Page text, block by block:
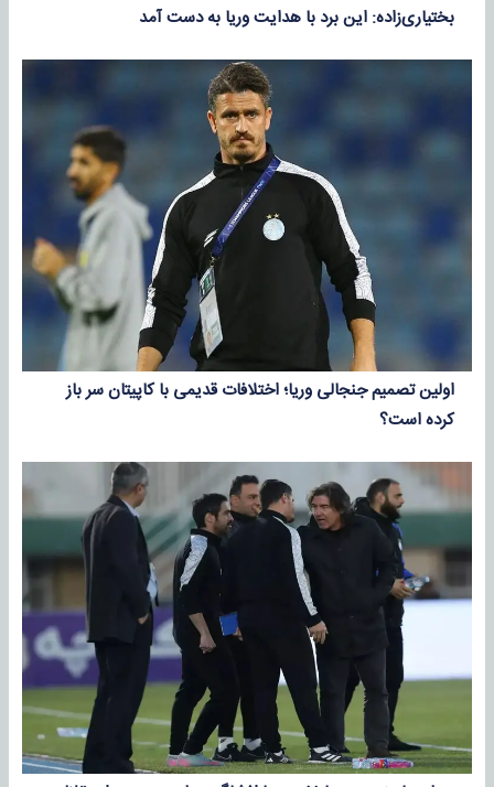
بختیاری‌زاده: این برد با هدایت وریا به دست آمد
اولین تصمیم جنجالی وریا؛ اختلافات قدیمی با کاپیتان سر باز
کرده است؟